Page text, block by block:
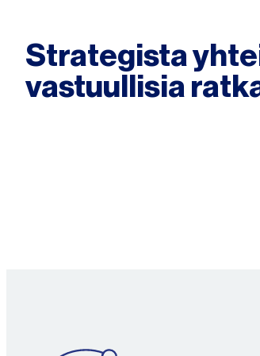
Strategista
vastuullisia